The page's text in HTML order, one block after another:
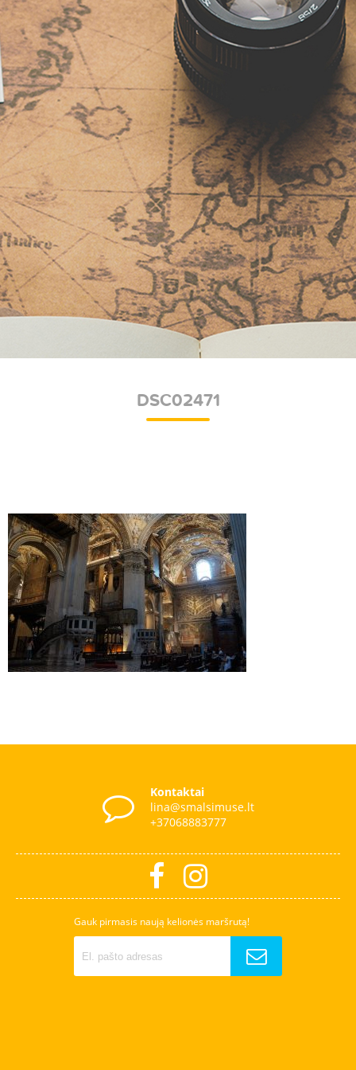
DSC02471
Kontaktai
lina@smalsimuse.lt
+37068883777
Gauk pirmasis naują kelionės maršrutą!